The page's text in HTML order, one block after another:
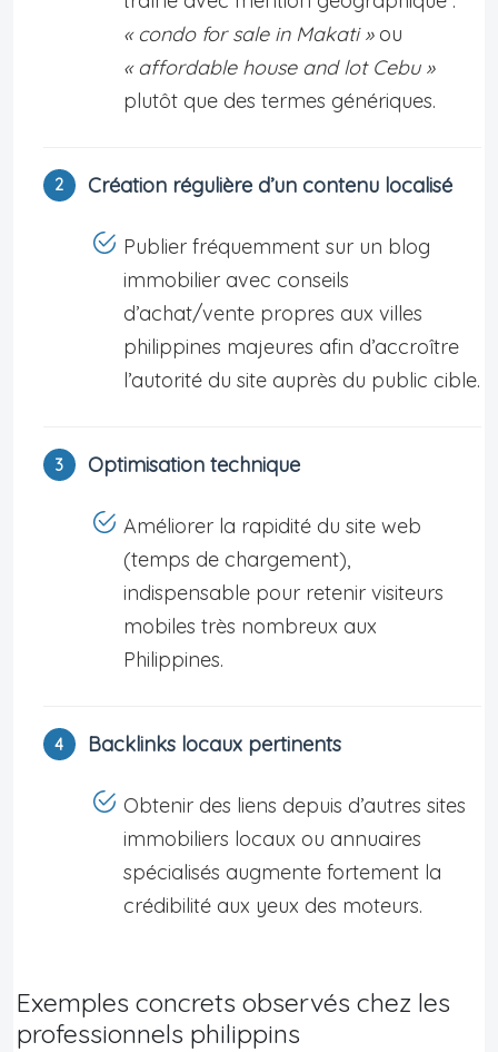
« condo for sale in Makati »ou
« affordable house and lot Cebu »
plutôt que des termes génériques.
Création régulière d’un contenu localisé
Publier fréquemment sur un blog
immobilier avec conseils
d’achat/vente propres aux villes
philippines majeures afin d’accroître
l’autorité du site auprès du public cible.
Optimisation technique
Améliorer la rapidité du site web
(temps de chargement),
indispensable pour retenir visiteurs
mobiles très nombreux aux
Philippines.
Backlinks locaux pertinents
Obtenir des liens depuis d’autres sites
immobiliers locaux ou annuaires
spécialisés augmente fortement la
crédibilité aux yeux des moteurs.
Exemples concrets observés chez les
professionnels philippins